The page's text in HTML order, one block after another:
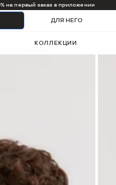
1000 бонусов на первый заказ
ДЛЯ НЕГО
КОЛЛЕКЦИИ